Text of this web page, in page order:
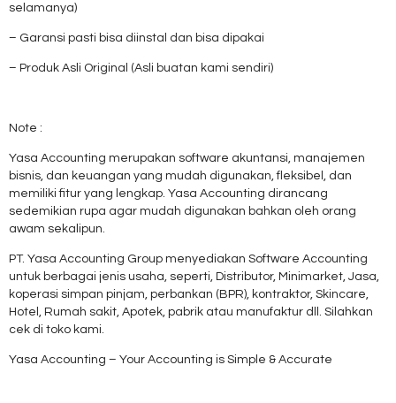
selamanya)
– Garansi pasti bisa diinstal dan bisa dipakai
– Produk Asli Original (Asli buatan kami sendiri)
Note :
Yasa Accounting merupakan software akuntansi, manajemen
bisnis, dan keuangan yang mudah digunakan, fleksibel, dan
memiliki fitur yang lengkap. Yasa Accounting dirancang
sedemikian rupa agar mudah digunakan bahkan oleh orang
awam sekalipun.
PT. Yasa Accounting Group menyediakan Software Accounting
untuk berbagai jenis usaha, seperti, Distributor, Minimarket, Jasa,
koperasi simpan pinjam, perbankan (BPR), kontraktor, Skincare,
Hotel, Rumah sakit, Apotek, pabrik atau manufaktur dll. Silahkan
cek di toko kami.
Yasa Accounting – Your Accounting is Simple & Accurate